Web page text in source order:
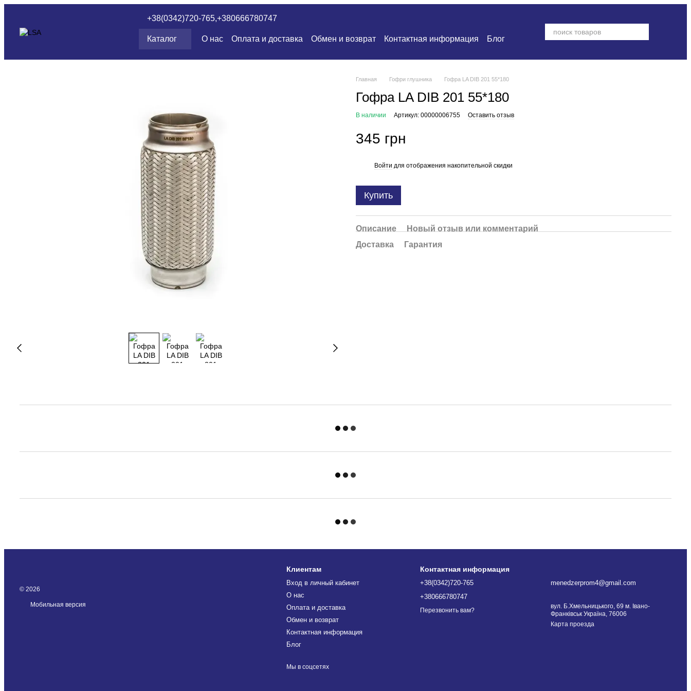
+38(0342)720-765,+380666780747
Каталог О нас Оплата и доставка Обмен и возврат Контактная информация Блог
Главная Гофри глушника Гофра LA DIB 201 55*180
Гофра LA DIB 201 55*180
В наличии Артикул: 00000006755 Оставить отзыв
345 грн
Войти для отображения накопительной скидки
Купить
Описание
Новый отзыв или комментарий
Доставка
Гарантия
© 2026
Мобильная версия
Клиентам
Вход в личный кабинет
О нас
Оплата и доставка
Обмен и возврат
Контактная информация
Блог
Мы в соцсетях
Контактная информация
+38(0342)720-765
+380666780747
Перезвонить вам?
menedzerprom4@gmail.com
вул. Б.Хмельницького, 69 м. Івано-
Франківськ Україна, 76006
Карта проезда